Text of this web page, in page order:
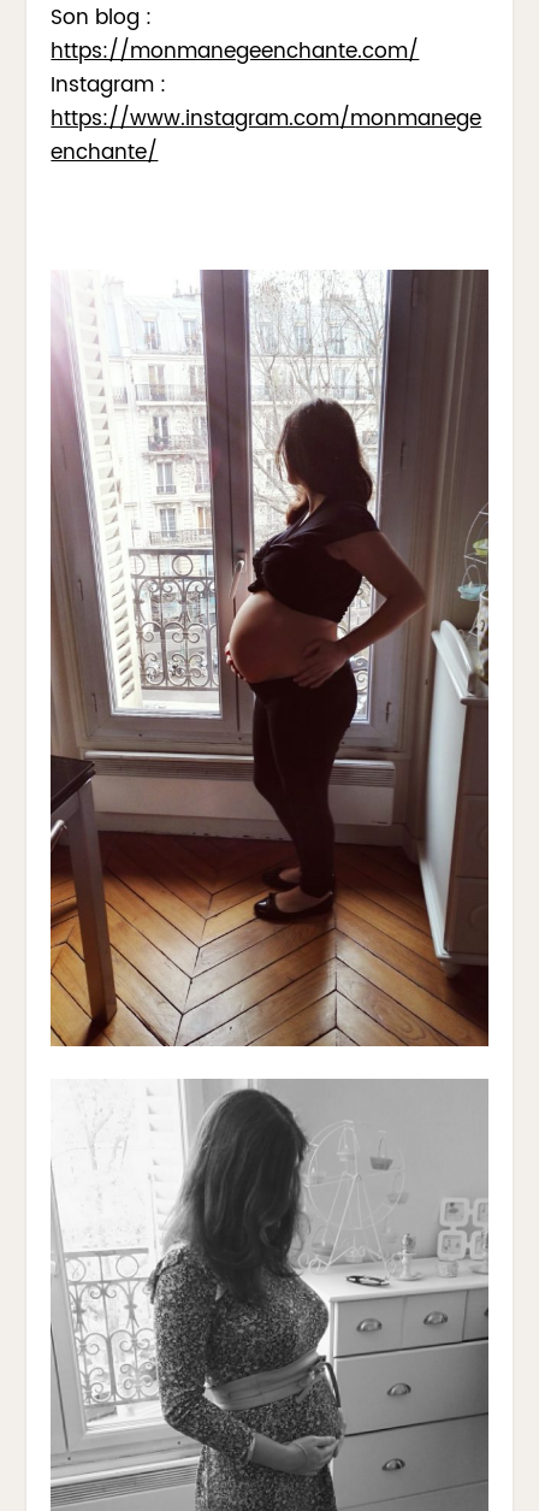
Son blog :
https://monmanegeenchante.com/
Instagram :
https://www.instagram.com/monmanege
enchante/